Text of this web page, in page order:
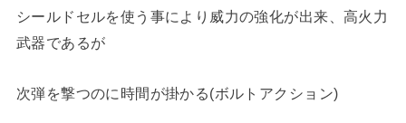
シールドセルを使う事により威力の強化が出来、高火力
武器であるが
次弾を撃つのに時間が掛かる(ボルトアクション)